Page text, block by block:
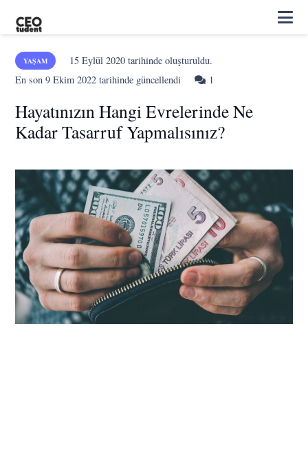
YAŞAM 15 Eylül 2020tarihinde oluşturuldu.
En son9 Ekim 2022 tarihinde güncellendi 1
Hayatınızın Hangi Evrelerinde Ne
Kadar Tasarruf Yapmalısınız?